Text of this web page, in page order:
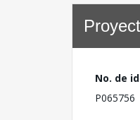
No. de
P065756